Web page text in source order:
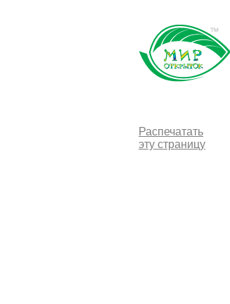
Распечатать
эту страницу